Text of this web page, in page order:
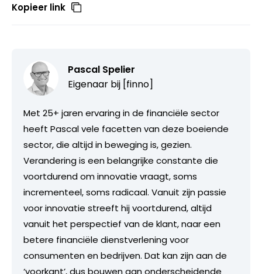
Kopieer link
Pascal Spelier
Eigenaar bij [finno]
Met 25+ jaren ervaring in de financiële sector
heeft Pascal vele facetten van deze boeiende
sector, die altijd in beweging is, gezien.
Verandering is een belangrijke constante die
voortdurend om innovatie vraagt, soms
incrementeel, soms radicaal. Vanuit zijn passie
voor innovatie streeft hij voortdurend, altijd
vanuit het perspectief van de klant, naar een
betere financiële dienstverlening voor
consumenten en bedrijven. Dat kan zijn aan de
‘voorkant’, dus bouwen aan onderscheidende